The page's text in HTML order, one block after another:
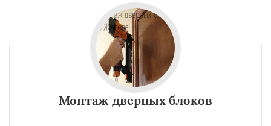
Монтаж дверных блоков